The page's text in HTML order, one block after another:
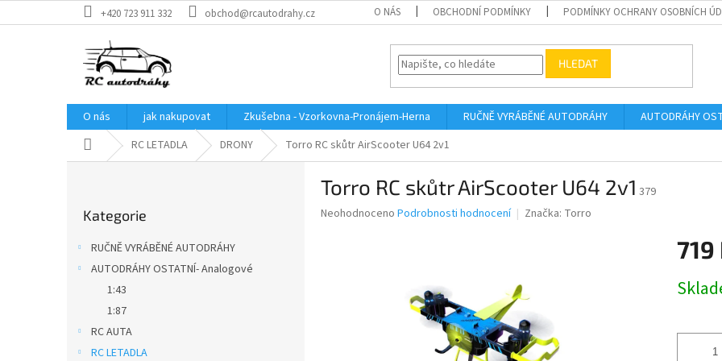
na
+420 723 911 332 obchod@rcautodrahy.cz O NÁS OBCHODNÍ PODMÍNKY PODMÍNKY OCHRANY OSOBNÍCH
HLEDAT
O nás jak nakupovat Zkušebna - Vzorkovna-Pronájem-Herna RUČNĚ VYRÁBĚNÉ AUTODRÁHY AUTODRÁHY
Domů RC LETADLA DRONY Torro RC skůtr AirScooter U64 2v1
kategorie
Kategorie
RUČNĚ VYRÁBĚNÉ AUTODRÁHY
AUTODRÁHY OSTATNÍ- Analogové
1:43
1:87
RC AUTA
RC LETADLA
Torro RC skůtr AirScooter U64 2v1 379
Průměrné
Neohodnoceno Podrobnosti hodnocení Značka: Torro
719
cena: